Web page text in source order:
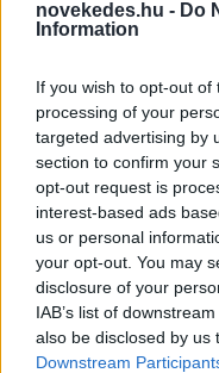
novekedes.hu - Do
Information
If you wish to opt-out
processing of your
targeted advertising by
section to confirm your
opt-out request is
interest-based ads
us or personal
your opt-out. You may
disclosure of your
IAB’s list of
also be disclosed by us
Downstream
ELEMZÉSEK 2026. júl.